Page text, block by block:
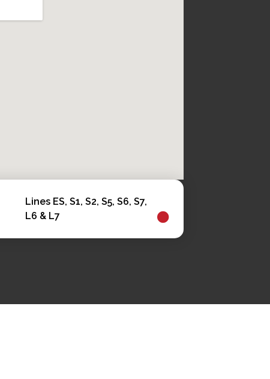
Lines ES, S1, S2, S5, S6, S7,
L6 & L7